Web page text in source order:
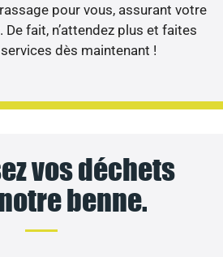
pour vous, assurant votre
fait, n’attendez plus et faites
dès maintenant !
vos déchets
benne.